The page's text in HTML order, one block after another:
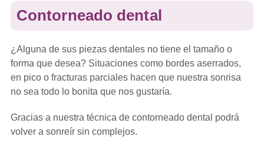
Contorneado dental
¿Alguna de sus piezas dentales no tiene el tamaño o
forma que desea? Situaciones como bordes aserrados,
en pico o fracturas parciales hacen que nuestra sonrisa
no sea todo lo bonita que nos gustaría.
Gracias a nuestra técnica de contorneado dental podrá
volver a sonreír sin complejos.